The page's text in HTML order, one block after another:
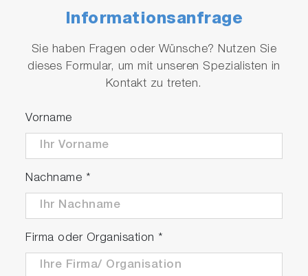
Informationsanfrage
Sie haben Fragen oder Wünsche? Nutzen Sie
dieses Formular, um mit unseren Spezialisten in
Kontakt zu treten.
Vorname
Nachname *
Firma oder Organisation *